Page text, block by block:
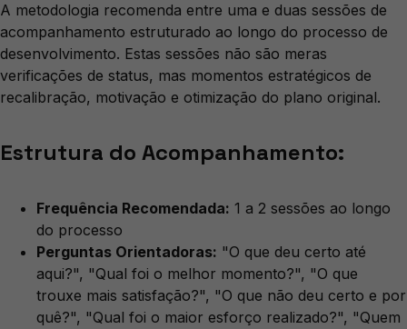
A metodologia recomenda entre uma e duas sessões de
acompanhamento estruturado ao longo do processo de
desenvolvimento. Estas sessões não são meras
verificações de status, mas momentos estratégicos de
recalibração, motivação e otimização do plano original.
Estrutura do Acompanhamento:
Frequência Recomendada: 1 a 2 sessões ao longo
do processo
Perguntas Orientadoras: "O que deu certo até
aqui?", "Qual foi o melhor momento?", "O que
trouxe mais satisfação?", "O que não deu certo e por
quê?", "Qual foi o maior esforço realizado?", "Quem